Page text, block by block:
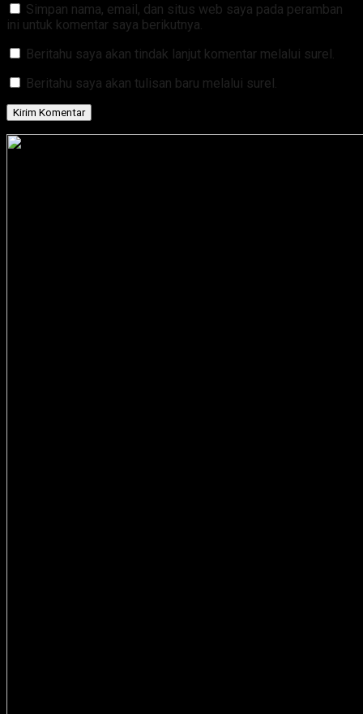
Simpan nama, email, dan situs web saya pada peramban
ini untuk komentar saya berikutnya.
Beritahu saya akan tindak lanjut komentar melalui surel.
Beritahu saya akan tulisan baru melalui surel.